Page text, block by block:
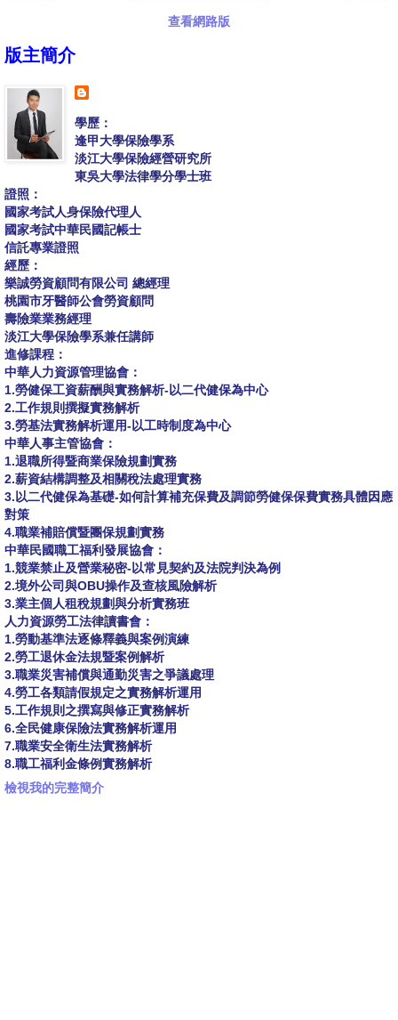
查看網路版
版主簡介
學歷：
逢甲大學保險學系
淡江大學保險經營研究所
東吳大學法律學分學士班
證照：
國家考試人身保險代理人
國家考試中華民國記帳士
信託專業證照
經歷：
樂誠勞資顧問有限公司 總經理
桃園市牙醫師公會勞資顧問
壽險業業務經理
淡江大學保險學系兼任講師
進修課程：
中華人力資源管理協會：
1.勞健保工資薪酬與實務解析-以二代健保為中心
2.工作規則撰擬實務解析
3.勞基法實務解析運用-以工時制度為中心
中華人事主管協會：
1.退職所得暨商業保險規劃實務
2.薪資結構調整及相關稅法處理實務
3.以二代健保為基礎-如何計算補充保費及調節勞健保保費實務具體因應
對策
4.職業補賠償暨團保規劃實務
中華民國職工福利發展協會：
1.競業禁止及營業秘密-以常見契約及法院判決為例
2.境外公司與OBU操作及查核風險解析
3.業主個人租稅規劃與分析實務班
人力資源勞工法律讀書會：
1.勞動基準法逐條釋義與案例演練
2.勞工退休金法規暨案例解析
3.職業災害補償與通勤災害之爭議處理
4.勞工各類請假規定之實務解析運用
5.工作規則之撰寫與修正實務解析
6.全民健康保險法實務解析運用
7.職業安全衛生法實務解析
8.職工福利金條例實務解析
檢視我的完整簡介